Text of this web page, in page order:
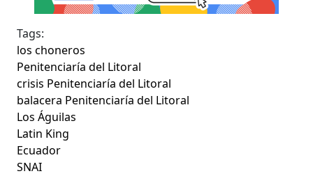
Tags:
los choneros
Penitenciaría del Litoral
crisis Penitenciaría del Litoral
balacera Penitenciaría del Litoral
Los Águilas
Latin King
Ecuador
SNAI